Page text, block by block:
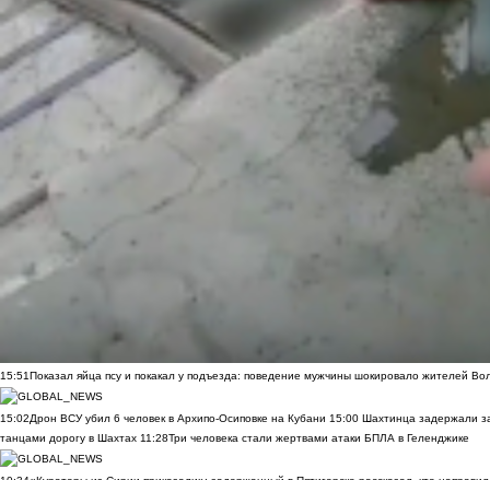
15:51Показал яйца псу и покакал у подъезда: поведение мужчины шокировало жителей
15:02Дрон ВСУ убил 6 человек в Архипо-Осиповке на Кубани 15:00 Шахтинца задержали
танцами дорогу в Шахтах 11:28Три человека стали жертвами атаки БПЛА в Геленджике